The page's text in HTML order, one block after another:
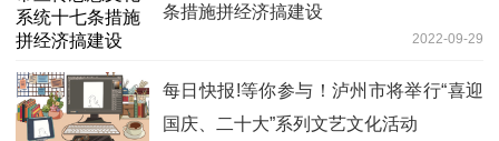
条措施拼经济搞建设
2022-09-29
每日快报!等你参与！泸州市将举行“喜迎
国庆、二十大”系列文艺文化活动